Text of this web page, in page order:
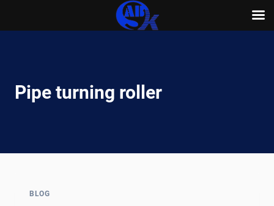
Pipe turning roller
BLOG